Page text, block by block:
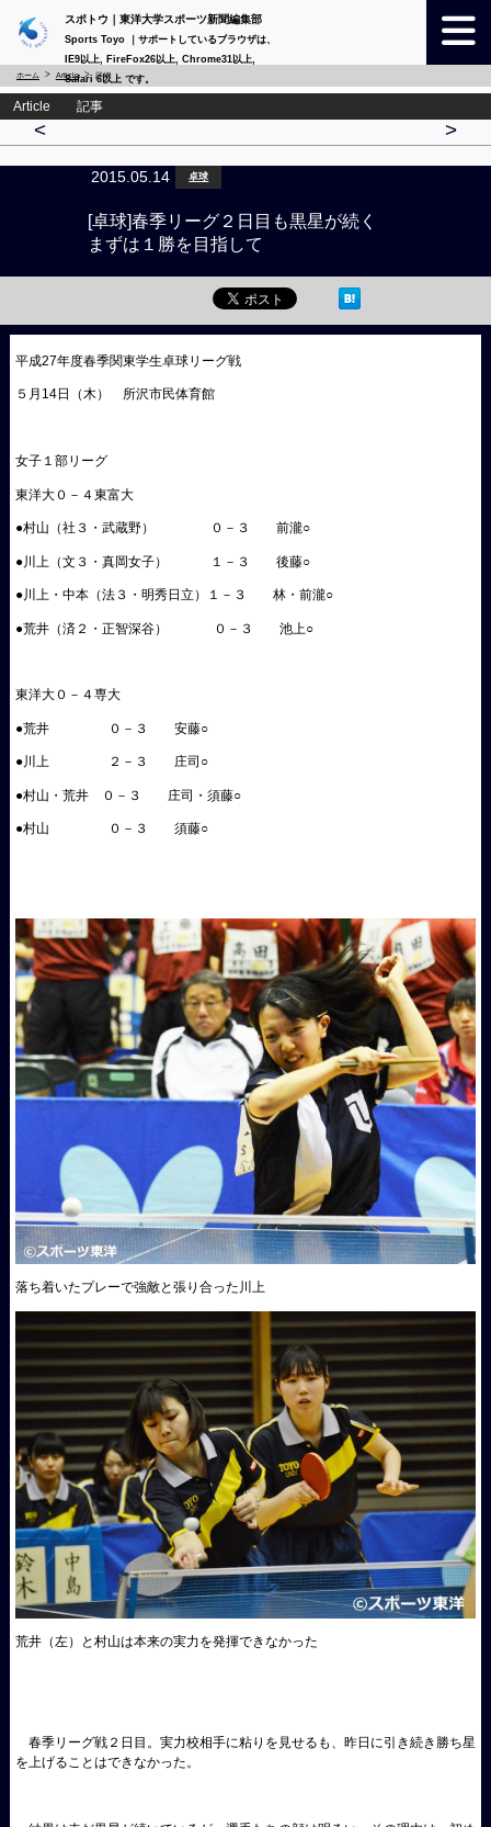
スポトウ｜東洋大学スポーツ新聞編集部
Sports Toyo ｜サポートしているブラウザは、
IE9以上, FireFox26以上, Chrome31以上,
Safari 6以上 です。
ホーム Article 詳細
Article 記事
< >
2015.05.14 卓球
[卓球]春季リーグ２日目も黒星が続く
まずは１勝を目指して
平成27年度春季関東学生卓球リーグ戦
５月14日（木） 所沢市民体育館
女子１部リーグ
東洋大０－４東富大
●村山（社３・武蔵野） ０－３ 前瀧○
●川上（文３・真岡女子） １－３ 後藤○
●川上・中本（法３・明秀日立）１－３ 林・前瀧○
●荒井（済２・正智深谷） ０－３ 池上○
東洋大０－４専大
●荒井 ０－３ 安藤○
●川上 ２－３ 庄司○
●村山・荒井 ０－３ 庄司・須藤○
●村山 ０－３ 須藤○
落ち着いたプレーで強敵と張り合った川上
荒井（左）と村山は本来の実力を発揮できなかった
春季リーグ戦２日目。実力校相手に粘りを見せるも、昨日に引き続き勝ち星
を上げることはできなかった。